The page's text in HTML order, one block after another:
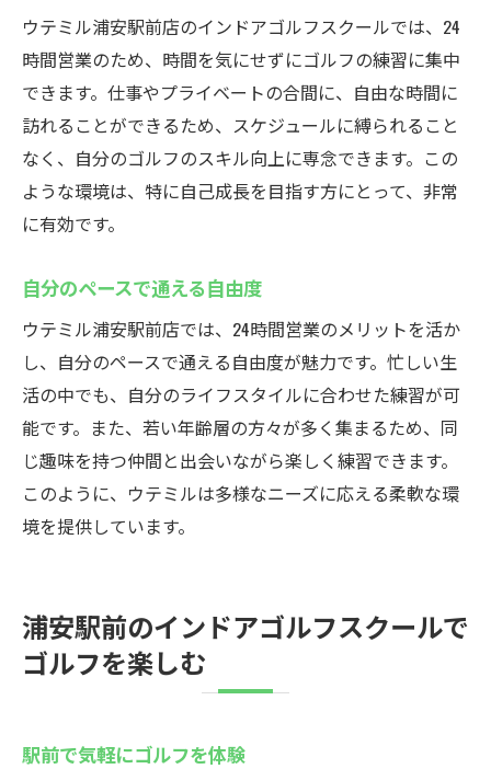
ウテミル浦安駅前店のインドアゴルフスクールでは、24
時間営業のため、時間を気にせずにゴルフの練習に集中
できます。仕事やプライベートの合間に、自由な時間に
訪れることができるため、スケジュールに縛られること
なく、自分のゴルフのスキル向上に専念できます。この
ような環境は、特に自己成長を目指す方にとって、非常
に有効です。
自分のペースで通える自由度
ウテミル浦安駅前店では、24時間営業のメリットを活か
し、自分のペースで通える自由度が魅力です。忙しい生
活の中でも、自分のライフスタイルに合わせた練習が可
能です。また、若い年齢層の方々が多く集まるため、同
じ趣味を持つ仲間と出会いながら楽しく練習できます。
このように、ウテミルは多様なニーズに応える柔軟な環
境を提供しています。
浦安駅前のインドアゴルフスクールで
ゴルフを楽しむ
駅前で気軽にゴルフを体験